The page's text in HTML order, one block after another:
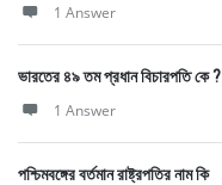
1 Answer
ভারতের ৪৯ তম প্রধান বিচারপতি কে ?
1 Answer
পশ্চিমবঙ্গের বর্তমান রাষ্ট্রপতির নাম কি